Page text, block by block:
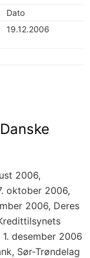
Dato
19.12.2006
2006,
oktober 2006,
2006, Deres
desember 2006
Sør-Trøndelag